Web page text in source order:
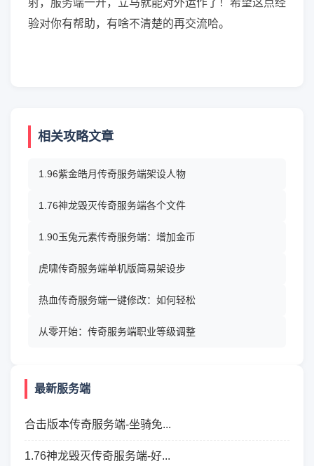
射，服务端一开，立马就能对外运作了！希望这点经
验对你有帮助，有啥不清楚的再交流哈。
相关攻略文章
1.96紫金皓月传奇服务端架设人物
1.76神龙毁灭传奇服务端各个文件
1.90玉兔元素传奇服务端：增加金币
虎啸传奇服务端单机版简易架设步
热血传奇服务端一键修改：如何轻松
从零开始：传奇服务端职业等级调整
最新服务端
合击版本传奇服务端-坐骑免...
1.76神龙毁灭传奇服务端-好...